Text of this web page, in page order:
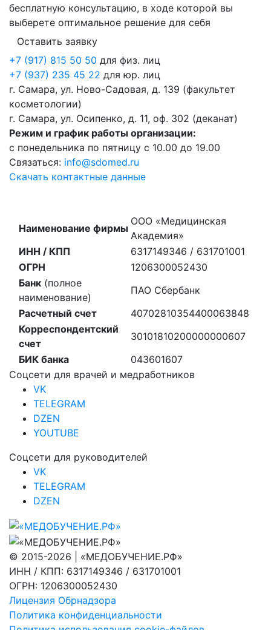
бесплатную консультацию, в ходе которой вы
выберете оптимальное решение для себя
Оставить заявку
+7 (917) 815 50 50 для физ. лиц
+7 (937) 235 45 22 для юр. лиц
г. Самара, ул. Ново-Садовая, д. 139 (факультет
косметологии)
г. Самара, ул. Осипенко, д. 11, оф. 302 (деканат)
Режим и график работы организации:
с понедельника по пятницу с 10.00 до 19.00
Связаться: info@sdomed.ru
Скачать контактные данные
Наименование фирмы
ООО «Медицинская
Академия»
ИНН / КПП
6317149346 / 631701001
ОГРН
1206300052430
Банк (полное
наименование)
ПАО Сбербанк
Расчетный счет
40702810354400063848
Корреспондентский
счет
30101810200000000607
БИК банка
043601607
Соцсети для врачей и медработников
VK
TELEGRAM
DZEN
YOUTUBE
Соцсети для руководителей
VK
TELEGRAM
DZEN
© 2015-2026 | «МЕДОБУЧЕНИЕ.РФ»
ИНН / КПП: 6317149346 / 631701001
ОГРН: 1206300052430
Лицензия Обрнадзора
Политика конфиденциальности